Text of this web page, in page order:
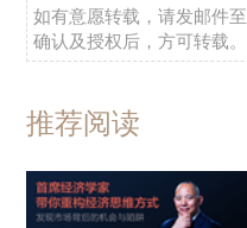
如有意愿转载，请发邮件至
确认及授权后，方可转载。
推荐阅读